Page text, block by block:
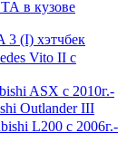
в кузове
3 (I) хэтчбек
Vito II с
ASX с 2010г.-
Outlander III
L200 с 2006г.-